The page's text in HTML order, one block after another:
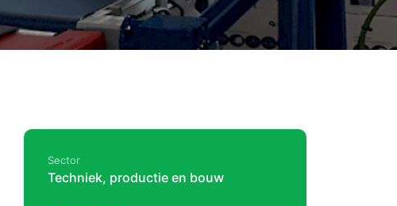
Sector
Techniek, productie en bouw